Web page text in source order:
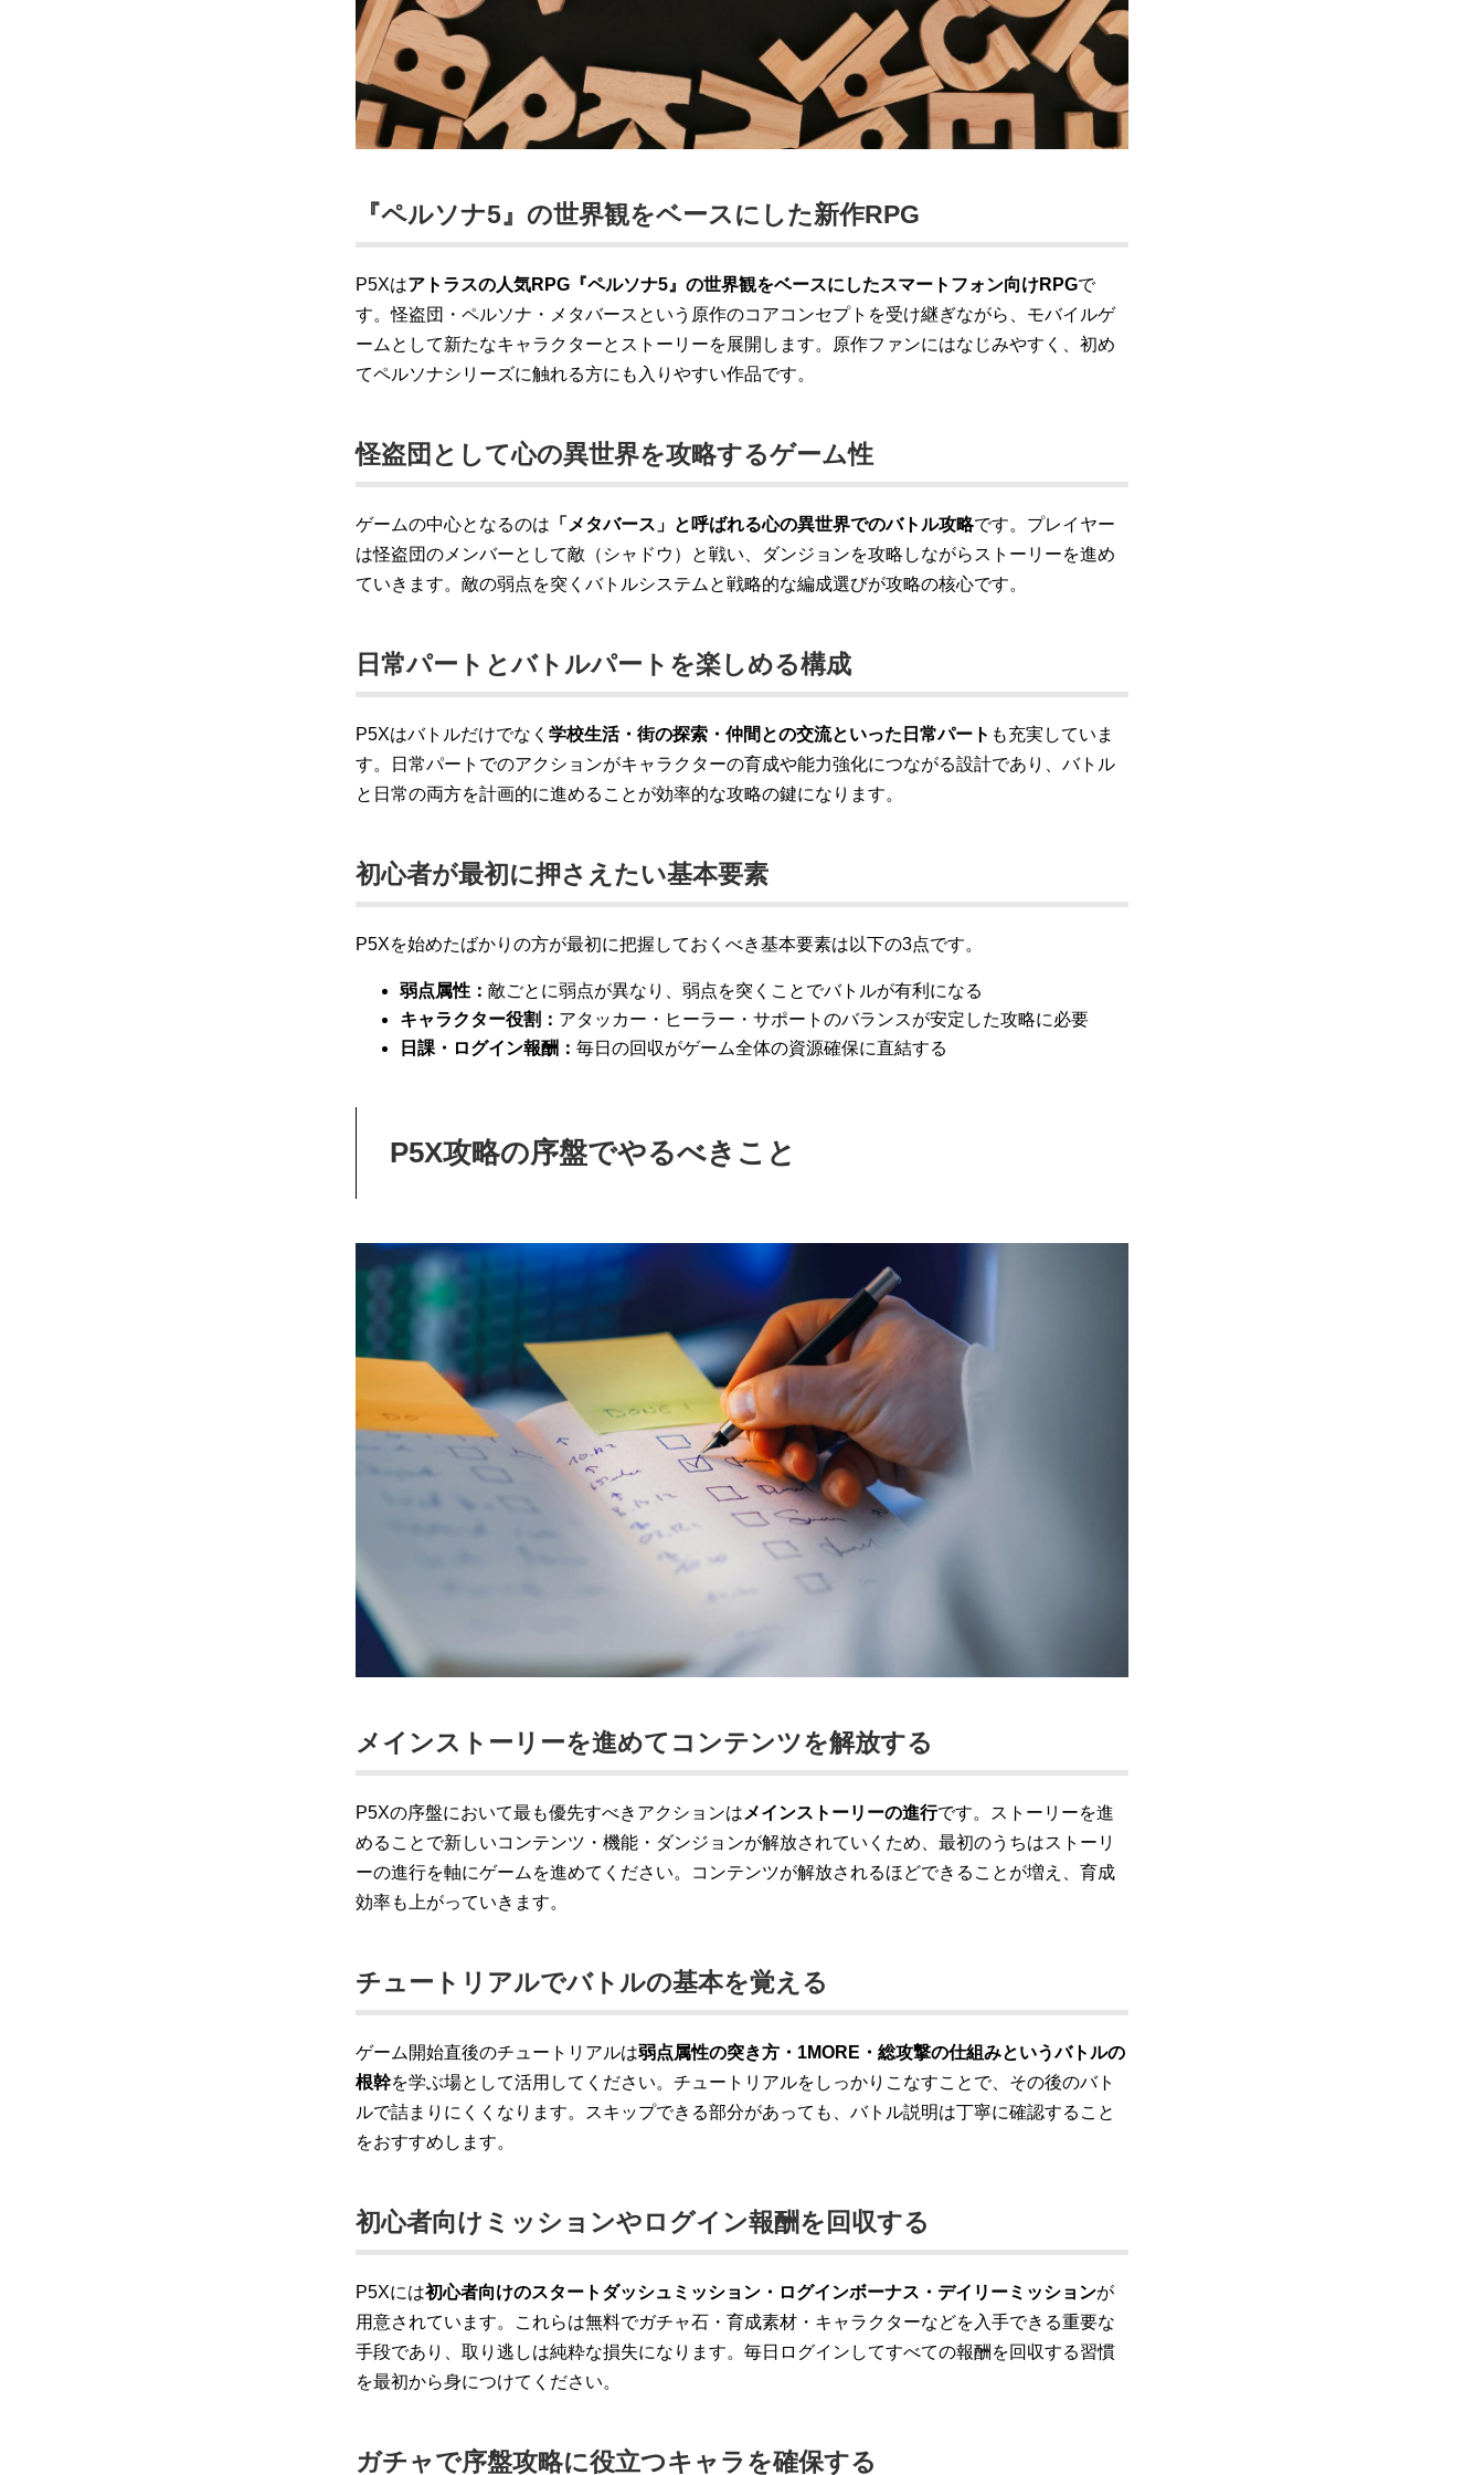
『ペルソナ5』の世界観をベースにした新作RPG
P5Xはアトラスの人気RPG『ペルソナ5』の世界観をベースにしたスマートフォン向けRPGで
す。怪盗団・ペルソナ・メタバースという原作のコアコンセプトを受け継ぎながら、モバイルゲ
ームとして新たなキャラクターとストーリーを展開します。原作ファンにはなじみやすく、初め
てペルソナシリーズに触れる方にも入りやすい作品です。
怪盗団として心の異世界を攻略するゲーム性
ゲームの中心となるのは 「メタバース」と呼ばれる心の異世界でのバトル攻略です。プレイヤー
は怪盗団のメンバーとして敵（シャドウ）と戦い、ダンジョンを攻略しながらストーリーを進め
ていきます。敵の弱点を突くバトルシステムと戦略的な編成選びが攻略の核心です。
日常パートとバトルパートを楽しめる構成
P5Xはバトルだけでなく 学校生活・街の探索・仲間との交流といった日常パート も充実していま
す。日常パートでのアクションがキャラクターの育成や能力強化につながる設計であり、バトル
と日常の両方を計画的に進めることが効率的な攻略の鍵になります。
初心者が最初に押さえたい基本要素
P5Xを始めたばかりの方が最初に把握しておくべき基本要素は以下の3点です。
弱点属性： 敵ごとに弱点が異なり、弱点を突くことでバトルが有利になる
キャラクター役割： アタッカー・ヒーラー・サポートのバランスが安定した攻略に必要
日課・ログイン報酬： 毎日の回収がゲーム全体の資源確保に直結する
P5X攻略の序盤でやるべきこと
メインストーリーを進めてコンテンツを解放する
P5Xの序盤において最も優先すべきアクションは メインストーリーの進行です。ストーリーを進
めることで新しいコンテンツ・機能・ダンジョンが解放されていくため、最初のうちはストーリ
ーの進行を軸にゲームを進めてください。コンテンツが解放されるほどできることが増え、育成
効率も上がっていきます。
チュートリアルでバトルの基本を覚える
ゲーム開始直後のチュートリアルは弱点属性の突き方・1MORE・総攻撃の仕組みというバトルの
根幹を学ぶ場として活用してください。チュートリアルをしっかりこなすことで、その後のバト
ルで詰まりにくくなります。スキップできる部分があっても、バトル説明は丁寧に確認すること
をおすすめします。
初心者向けミッションやログイン報酬を回収する
P5Xには初心者向けのスタートダッシュミッション・ログインボーナス・デイリーミッションが
用意されています。これらは無料でガチャ石・育成素材・キャラクターなどを入手できる重要な
手段であり、取り逃しは純粋な損失になります。毎日ログインしてすべての報酬を回収する習慣
を最初から身につけてください。
ガチャで序盤攻略に役立つキャラを確保する